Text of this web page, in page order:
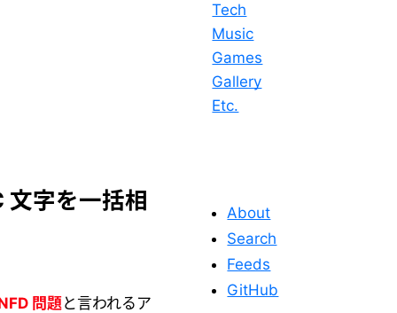
Tech
Music
Games
Gallery
Etc.
字を一括相
問題と言われるア
About
Search
Feeds
GitHub